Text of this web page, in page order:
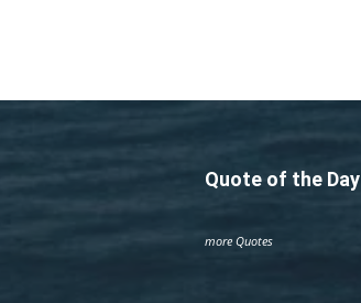
Quote of the Day
more Quotes